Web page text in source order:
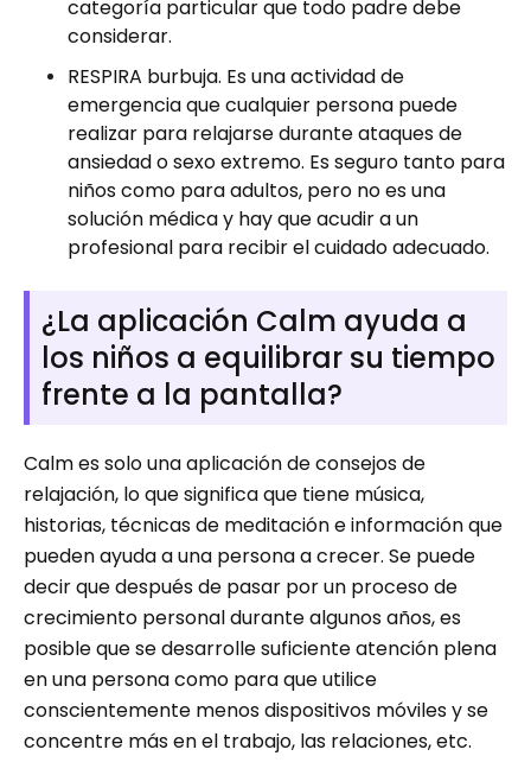
categoría particular que todo padre debe
considerar.
RESPIRA burbuja. Es una actividad de
emergencia que cualquier persona puede
realizar para relajarse durante ataques de
ansiedad o sexo extremo. Es seguro tanto para
niños como para adultos, pero no es una
solución médica y hay que acudir a un
profesional para recibir el cuidado adecuado.
¿La aplicación Calm ayuda a
los niños a equilibrar su tiempo
frente a la pantalla?
Calm es solo una aplicación de consejos de
relajación, lo que significa que tiene música,
historias, técnicas de meditación e información que
pueden ayuda a una persona a crecer. Se puede
decir que después de pasar por un proceso de
crecimiento personal durante algunos años, es
posible que se desarrolle suficiente atención plena
en una persona como para que utilice
conscientemente menos dispositivos móviles y se
concentre más en el trabajo, las relaciones, etc.